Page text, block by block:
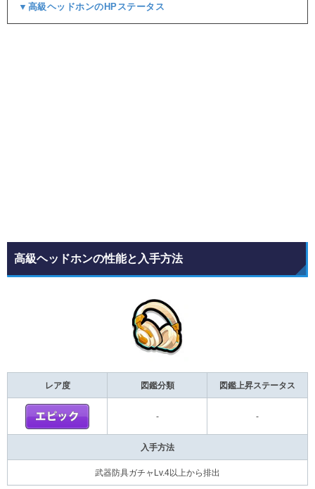
▼高級ヘッドホンのHPステータス
高級ヘッドホンの性能と入手方法
レア度 図鑑分類 図鑑上昇ステータス
- -
入手方法
武器防具ガチャLv.4以上から排出